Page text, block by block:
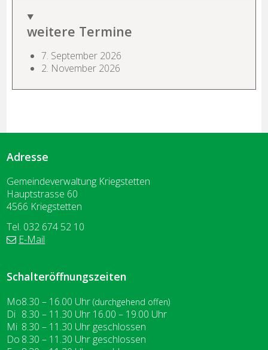
weitere Termine
7. September 2026
2. November 2026
Adresse
Gemeindeverwaltung Kriegstetten
Hauptstrasse 60
4566 Kriegstetten
Tel. 032 674 52 10
E-Mail
Schalteröffnungszeiten
Wochentag VormittagNachmittag
Montag
8.30 – 16.00 Uhr (durchgehend offen)
Dienstag
8.30 – 11.30 Uhr 16.00 – 19.00 Uhr
Mittwoch
8.30 – 11.30 Uhr geschlossen
Do nnerstag
8.30 – 11.30 Uhr geschlossen